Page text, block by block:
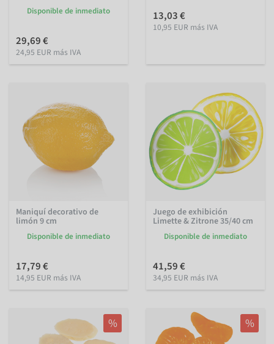
Disponible de inmediato
29,69 €
24,95 EUR más IVA
13,03 €
10,95 EUR más IVA
Maniquí decorativo de
limón 9 cm
Disponible de inmediato
17,79 €
14,95 EUR más IVA
Juego de exhibición
Limette & Zitrone 35/40 cm
Disponible de inmediato
41,59 €
34,95 EUR más IVA
% %